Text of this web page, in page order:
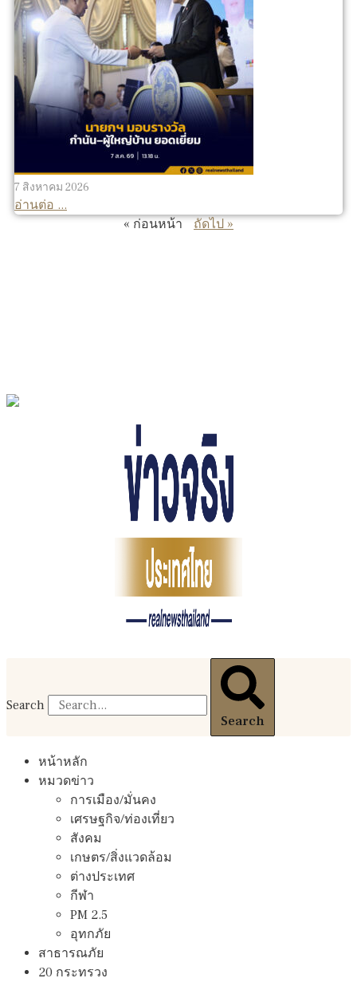
7 สิงหาคม 2026
อ่านต่อ ...
« ก่อนหน้า
ถัดไป »
Search
Search
หน้าหลัก
หมวดข่าว
การเมือง/มั่นคง
เศรษฐกิจ/ท่องเที่ยว
สังคม
เกษตร/สิ่งแวดล้อม
ต่างประเทศ
กีฬา
PM 2.5
อุทกภัย
สาธารณภัย
20 กระทรวง